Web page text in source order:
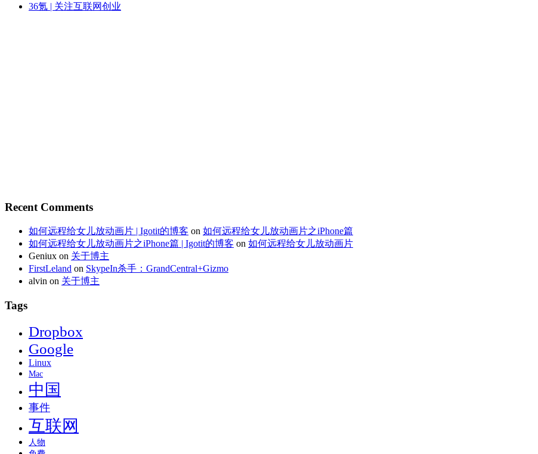
36氪 | 关注互联网创业
Recent Comments
如何远程给女儿放动画片 | Igotit的博客 on 如何远程给女儿放动画片之iPhone篇
如何远程给女儿放动画片之iPhone篇 | Igotit的博客 on 如何远程给女儿放动画片
Geniux on 关于博主
FirstLeland on SkypeIn杀手：GrandCentral+Gizmo
alvin on 关于博主
Tags
Dropbox
Google
Linux
Mac
中国
事件
互联网
人物